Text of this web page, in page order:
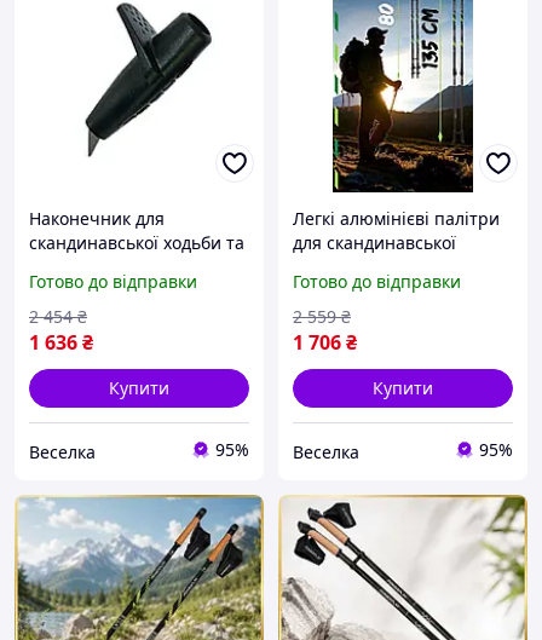
Наконечник для
скандинавської ходьби та
міцний із карбідними
закінченнями для
активних людей FLAME
Готово до відправки
1 636₴
2 454 ₴
Купити
Веселка 95%
Легкі алюмінієві палітри
для скандинавської
висоти та комфортними
ручками FLAME
Готово до відправки
1 706₴
2 559 ₴
Купити
Веселка 95%